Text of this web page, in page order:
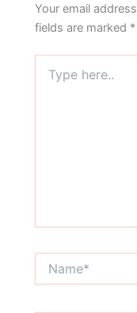
Your email
fields are marked *
here..